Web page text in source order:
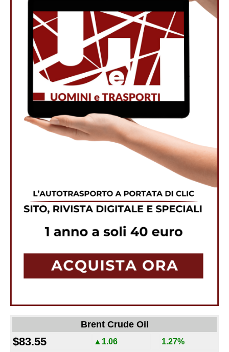
Brent Crude Oil
$83.55 ▲1.06 1.27%